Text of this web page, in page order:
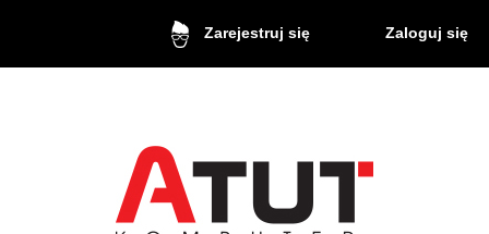
Zarejestruj się Zaloguj się